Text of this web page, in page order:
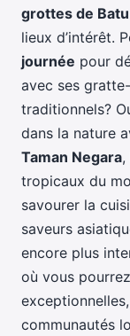
grottes de Batu
lieux d’intérêt.
journée pour
avec ses
traditionnels?
dans la nature
Taman Negara,
tropicaux du
savourer la
saveurs
encore plus
où vous
communautés